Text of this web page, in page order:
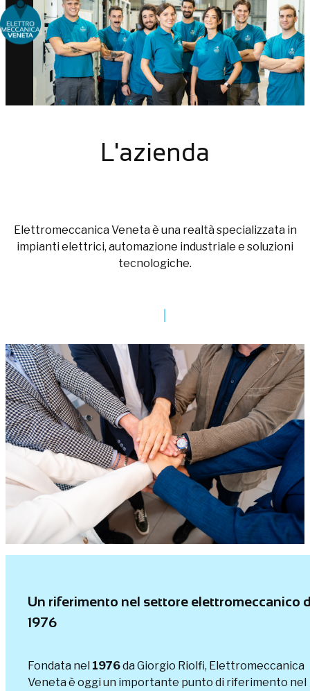
Choose people Inspire solutions
L'azienda
Elettromeccanica Veneta è una realtà specializzata in
impianti elettrici, automazione industriale e soluzioni
tecnologiche.
Un riferimento nel settore elettromeccanico
1976
Fondata nel 1976da Giorgio Riolfi, Elettromeccanica
Veneta è oggi un importante punto di riferimento nel